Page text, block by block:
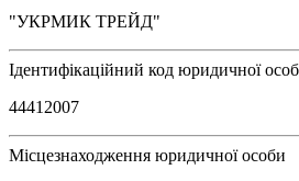
"УКРМИК ТРЕЙД"
Ідентифікаційний код юридичної
44412007
Місцезнаходження юридичної особи